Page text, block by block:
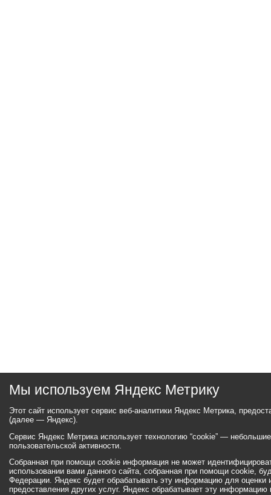
Мы используем Яндекс Метрику
Этот сайт использует сервис веб-аналитики Яндекс Метрика,
(далее — Яндекс).
Сервис Яндекс Метрика использует технологию “cookie” —
пользовательской активности.
Собранная при помощи cookie информация не может
использовании вами данного сайта, собранная при помощи cookie,
Федерации. Яндекс будет обрабатывать эту информацию для оценки
предоставления других услуг. Яндекс обрабатывает эту